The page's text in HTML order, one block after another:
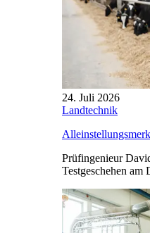
24. Juli 2026
Landtechnik
Prüfingenieur
Testgeschehen